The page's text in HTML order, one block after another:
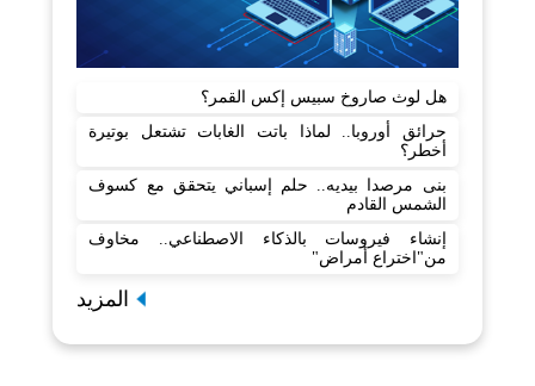
هل لوث صاروخ سبيس إكس القمر؟
حرائق أوروبا.. لماذا باتت الغابات تشتعل بوتيرة
أخطر؟
بنى مرصدا بيديه.. حلم إسباني يتحقق مع كسوف
الشمس القادم
إنشاء فيروسات بالذكاء الاصطناعي.. مخاوف
من"اختراع أمراض"
المزيد